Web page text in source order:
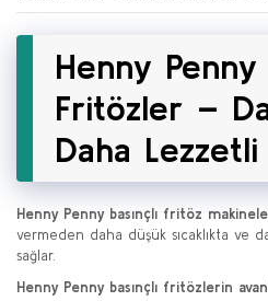
Henny Penny
Fritözler –
Daha Lezzetli
Henny Penny basınçlı fritöz
vermeden daha düşük sıcaklıkta ve
sağlar.
Henny Penny basınçlı fritözlerin